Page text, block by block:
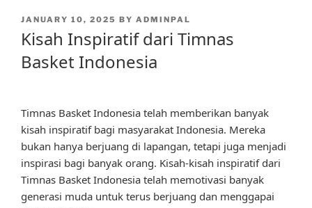
POSTED
ON
JANUARY 10, 2025 BY ADMINPAL
Kisah Inspiratif dari Timnas
Basket Indonesia
Timnas Basket Indonesia telah memberikan banyak
kisah inspiratif bagi masyarakat Indonesia. Mereka
bukan hanya berjuang di lapangan, tetapi juga menjadi
inspirasi bagi banyak orang. Kisah-kisah inspiratif dari
Timnas Basket Indonesia telah memotivasi banyak
generasi muda untuk terus berjuang dan menggapai